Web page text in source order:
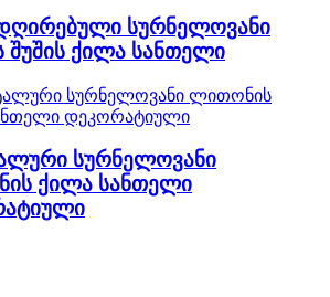
სურნელოვანი
შუშის ქილა სანთელი
სურნელოვანი
ქილა სანთელი